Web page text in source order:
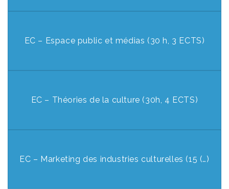
EC – Espace public et médias (30 h, 3 ECTS)
EC – Théories de la culture (30h, 4 ECTS)
EC – Marketing des industries culturelles (15 (…)